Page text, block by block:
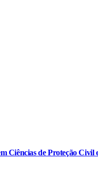
Ciências de Proteção Civil